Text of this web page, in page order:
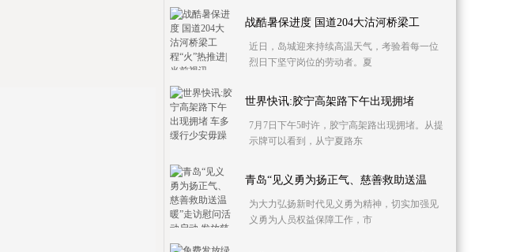
战酷暑保进度 国道204大沽河桥梁工
近日，岛城迎来持续高温天气，考验着每一位
烈日下坚守岗位的劳动者。夏
世界快讯:胶宁高架路下午出现拥堵
7月7日下午5时许，胶宁高架路出现拥堵。从提
示牌可以看到，从宁夏路东
青岛“见义勇为扬正气、慈善救助送温
为大力弘扬新时代见义勇为精神，切实加强见
义勇为人员权益保障工作，市